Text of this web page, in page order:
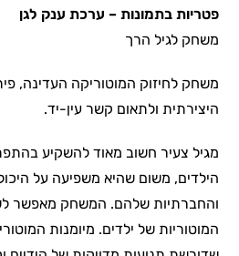
פטריות בתמונות – ערכת ענק לגן
משחק לגיל הרך
משחק לחיזוק המוטוריקה העדינה,
היצירתית ולתאום קשר עין-יד.
מגיל צעיר חשוב מאוד להשקיע
הילדים, משום שהיא משפיעה על
והחברתיות שלהם. המשחק מאפשר
המוטוריות של ילדים. מיומנות